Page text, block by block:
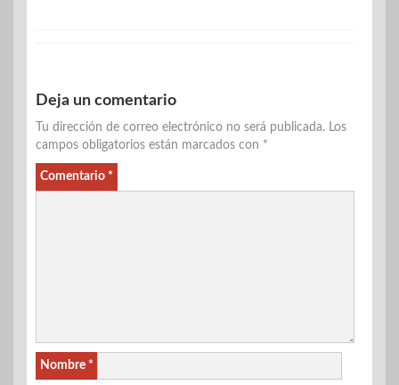
Deja un comentario
Tu dirección de correo electrónico no será publicada. Los
campos obligatorios están marcados con *
Comentario *
Nombre *